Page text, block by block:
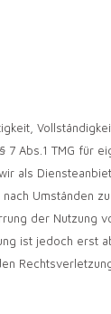
Abs.1 TMG für
als
Umständen
der Nutzung
ist jedoch erst